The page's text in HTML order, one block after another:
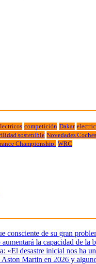
competición Dakar
sostenible Novedades Coches
Championship. WRC
consciente de su gran
la capacidad de la
«El desastre inicial nos ha
Martin en 2026 y